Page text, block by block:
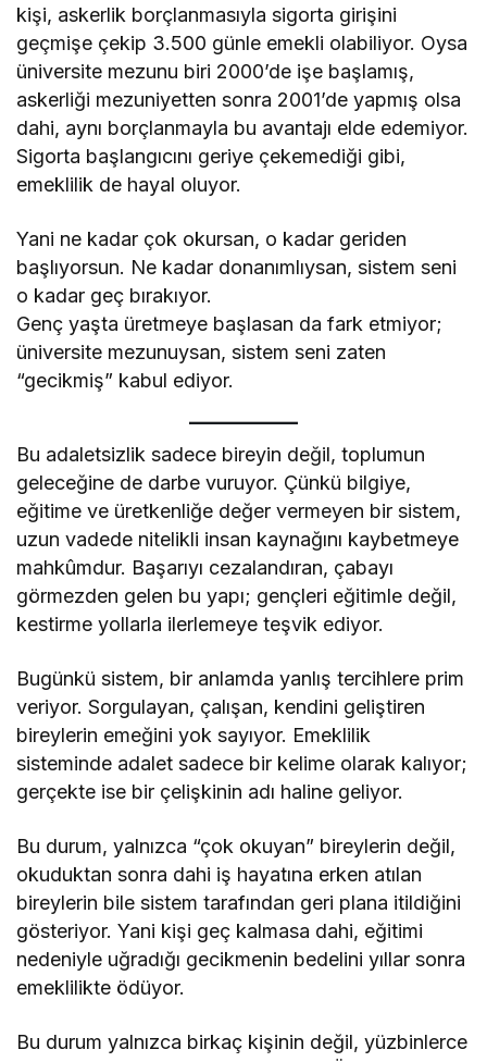
kişi, askerlik borçlanmasıyla sigorta girişini
geçmişe çekip 3.500 günle emekli olabiliyor. Oysa
üniversite mezunu biri 2000’de işe başlamış,
askerliği mezuniyetten sonra 2001’de yapmış olsa
dahi, aynı borçlanmayla bu avantajı elde edemiyor.
Sigorta başlangıcını geriye çekemediği gibi,
emeklilik de hayal oluyor.
Yani ne kadar çok okursan, o kadar geriden
başlıyorsun. Ne kadar donanımlıysan, sistem seni
o kadar geç bırakıyor.
Genç yaşta üretmeye başlasan da fark etmiyor;
üniversite mezunuysan, sistem seni zaten
“gecikmiş” kabul ediyor.
Bu adaletsizlik sadece bireyin değil, toplumun
geleceğine de darbe vuruyor. Çünkü bilgiye,
eğitime ve üretkenliğe değer vermeyen bir sistem,
uzun vadede nitelikli insan kaynağını kaybetmeye
mahkûmdur. Başarıyı cezalandıran, çabayı
görmezden gelen bu yapı; gençleri eğitimle değil,
kestirme yollarla ilerlemeye teşvik ediyor.
Bugünkü sistem, bir anlamda yanlış tercihlere prim
veriyor. Sorgulayan, çalışan, kendini geliştiren
bireylerin emeğini yok sayıyor. Emeklilik
sisteminde adalet sadece bir kelime olarak kalıyor;
gerçekte ise bir çelişkinin adı haline geliyor.
Bu durum, yalnızca “çok okuyan” bireylerin değil,
okuduktan sonra dahi iş hayatına erken atılan
bireylerin bile sistem tarafından geri plana itildiğini
gösteriyor. Yani kişi geç kalmasa dahi, eğitimi
nedeniyle uğradığı gecikmenin bedelini yıllar sonra
emeklilikte ödüyor.
Bu durum yalnızca birkaç kişinin değil, yüzbinlerce